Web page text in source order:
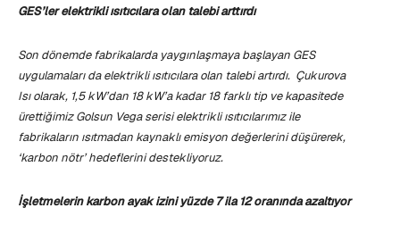
GES’ler elektrikli ısıtıcılara olan talebi arttırdı
Son dönemde fabrikalarda yaygınlaşmaya başlayan GES
uygulamaları da elektrikli ısıtıcılara olan talebi artırdı. Çukurova
Isı olarak, 1,5 kW’dan 18 kW’a kadar 18 farklı tip ve kapasitede
ürettiğimizGolsun Vega serisi elektrikli ısıtıcılarımız ile
fabrikaların ısıtmadan kaynaklı emisyon değerlerini düşürerek,
‘karbon nötr’ hedeflerini destekliyoruz.
İşletmelerin karbon ayak izini yüzde 7 ila 12 oranında azaltıyor